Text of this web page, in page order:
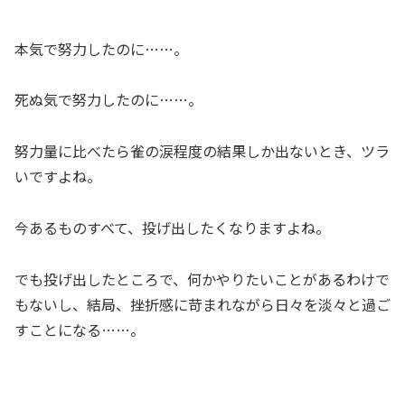
本気で努力したのに……。
死ぬ気で努力したのに……。
努力量に比べたら雀の涙程度の結果しか出ないとき、ツラ
いですよね。
今あるものすべて、投げ出したくなりますよね。
でも投げ出したところで、何かやりたいことがあるわけで
もないし、結局、挫折感に苛まれながら日々を淡々と過ご
すことになる……。